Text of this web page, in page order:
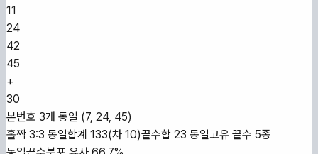
11
24
42
45
+
30
본번호 3개 동일 (7, 24, 45)
홀짝 3:3 동일합계 133(차 10)끝수합 23 동일고유 끝수 5종